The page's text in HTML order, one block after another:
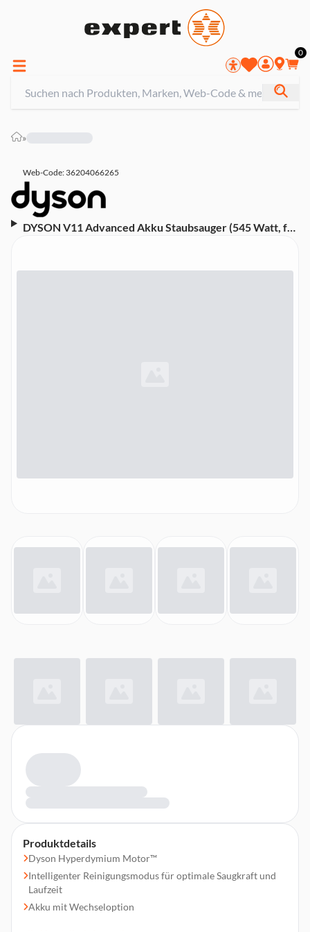
0
»
Web-Code: 36204066265
DYSON V11 Advanced Akku Staubsauger (545 Watt, für
Produktdetails
Dyson Hyperdymium Motor™
Intelligenter Reinigungsmodus für optimale Saugkraft und
Laufzeit
Akku mit Wechseloption